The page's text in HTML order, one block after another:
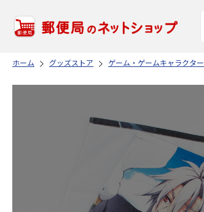
ホーム グッズストア ゲーム・ゲームキャラクター